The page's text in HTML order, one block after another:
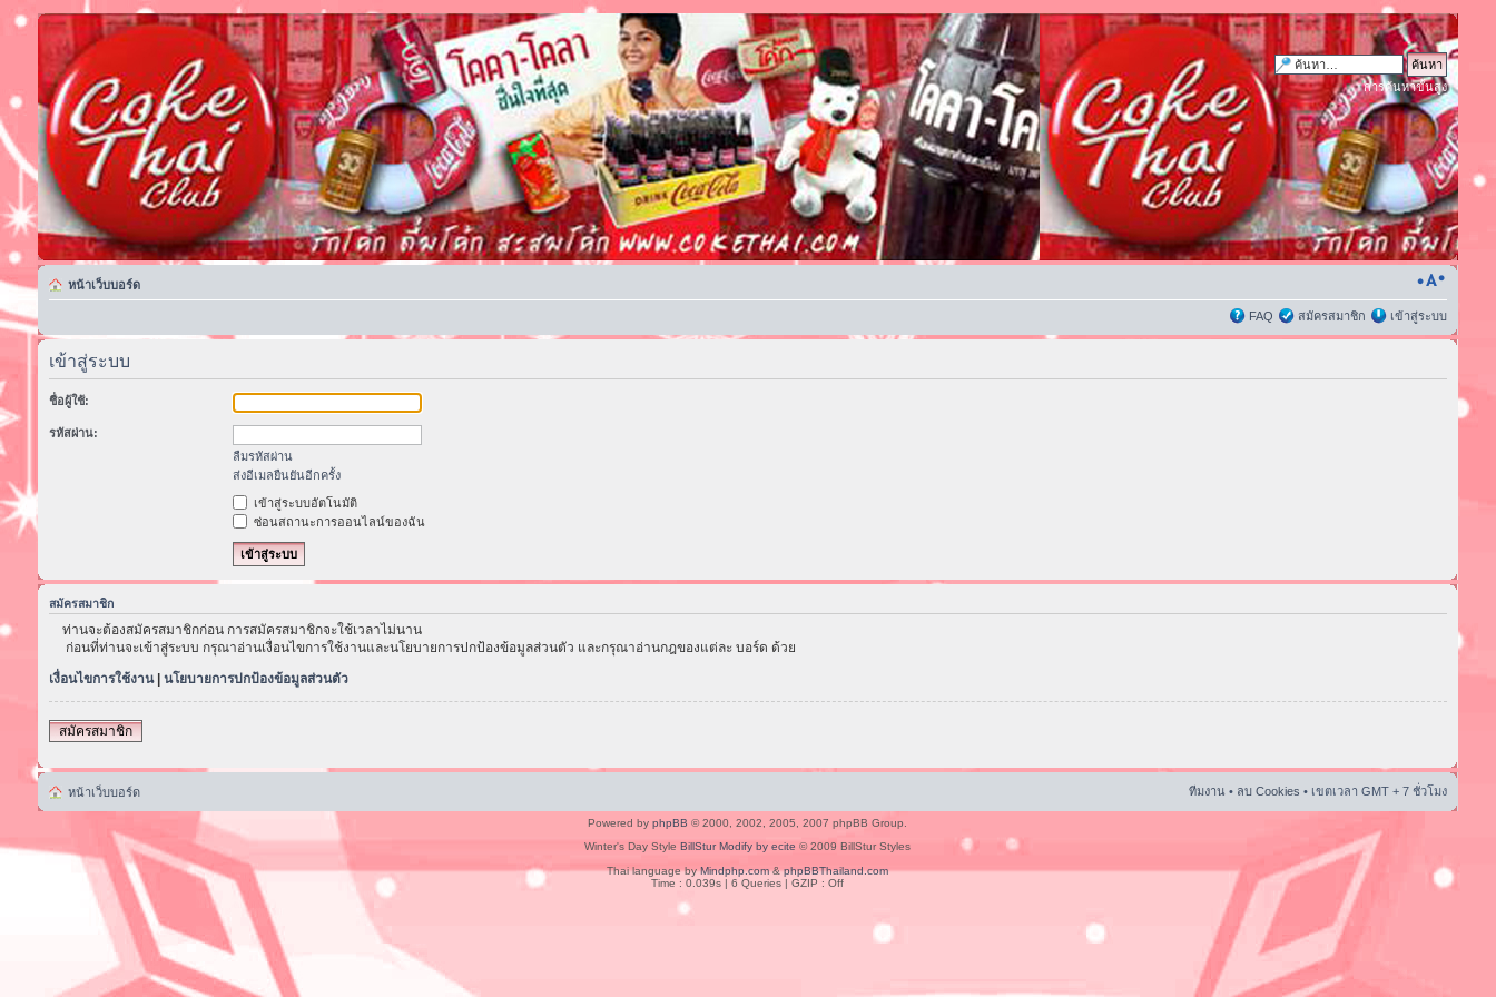
การค้นหาขั้นสูง
หน้าเว็บบอร์ด
FAQ สมัครสมาชิก เข้าสู่ระบบ
เข้าสู่ระบบ
ชื่อผู้ใช้:
รหัสผ่าน:
ลืมรหัสผ่าน
ส่งอีเมลยืนยันอีกครั้ง
เข้าสู่ระบบอัตโนมัติ
ซ่อนสถานะการออนไลน์ของฉัน
สมัครสมาชิก
ท่านจะต้องสมัครสมาชิกก่อน การสมัครสมาชิกจะใช้เวลาไม่นาน
ก่อนที่ท่านจะเข้าสู่ระบบ กรุณาอ่านเงื่อนไขการใช้งานและนโยบายการปกป้องข้อมูลส่วนตัว และกรุณาอ่านกฎของแต่ละ บอร์ด ด้วย
เงื่อนไขการใช้งาน| นโยบายการปกป้องข้อมูลส่วนตัว
สมัครสมาชิก
หน้าเว็บบอร์ด ทีมงาน • ลบ Cookies • เขตเวลา GMT + 7 ชั่วโมง
Powered byphpBB © 2000, 2002, 2005, 2007 phpBB Group.
Winter's Day StyleBillStur Modify by ecite © 2009 BillStur Styles
Thai language byMindphp.com&phpBBThailand.com
Time : 0.039s | 6 Queries | GZIP : Off